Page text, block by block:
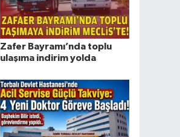
Zafer Bayramı’nda toplu
ulaşıma indirim yolda